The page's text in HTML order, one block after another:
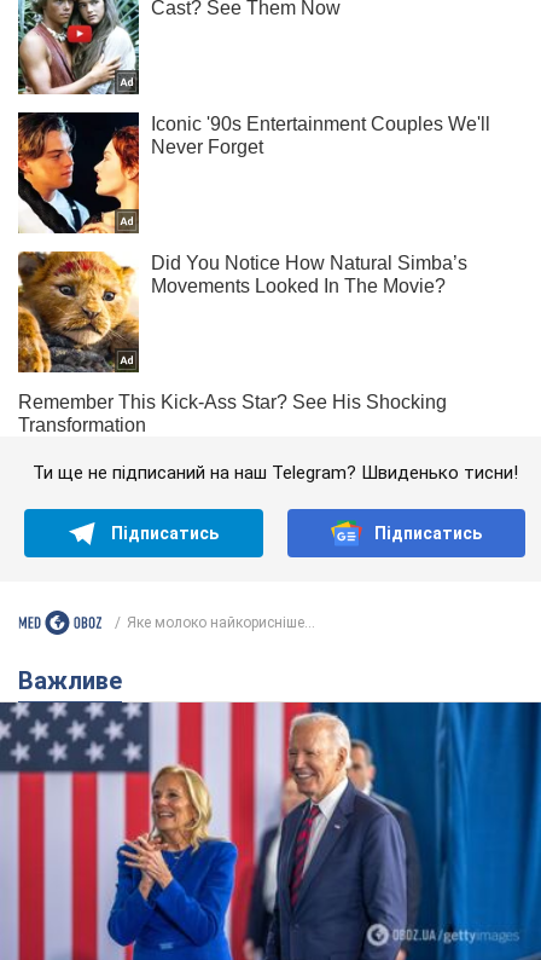
Ти ще не підписаний на наш Telegram? Швиденько тисни!
Підписатись Підписатись
Яке молоко найкорисніше...
Важливе